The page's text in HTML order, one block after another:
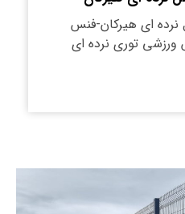
نرده ای هیرکان-فنس
توری نرده ای